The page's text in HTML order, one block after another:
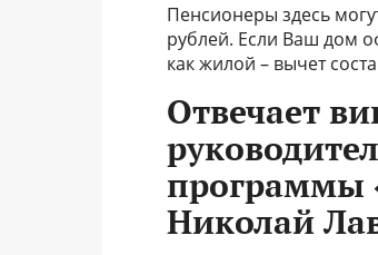
Пенсионеры здесь
рублей. Если Ваш дом
как жилой ­– вычет
Отвечает
программы
Николай